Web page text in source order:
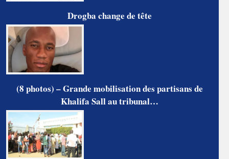
Drogba change de tête
(8 photos) – Grande mobilisation des partisans de
Khalifa Sall au tribunal…